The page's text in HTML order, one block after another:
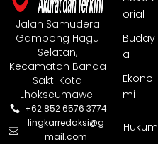
Jalan Samudera
Gampong Hagu
Selatan,
Kecamatan Banda
Sakti Kota
Lhokseumawe.
+62 852 6576 3774
lingkarredaksi@g
mail.com
orial
Buday
a
Ekono
mi
Hukum